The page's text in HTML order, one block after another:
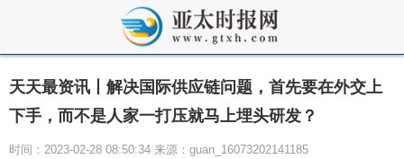
天天最资讯丨解决国际供应链问题，首先要在外交上
下手，而不是人家一打压就马上埋头研发？
时间：2023-02-28 08:50:34 来源：guan_16073202141185